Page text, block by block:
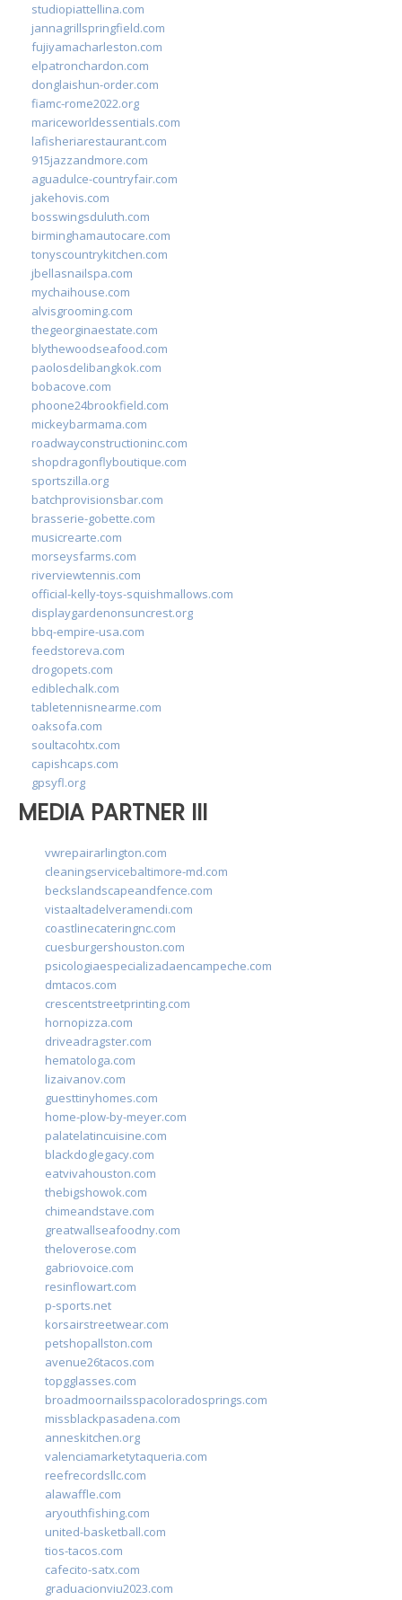
studiopiattellina.com
jannagrillspringfield.com
fujiyamacharleston.com
elpatronchardon.com
donglaishun-order.com
fiamc-rome2022.org
mariceworldessentials.com
lafisheriarestaurant.com
915jazzandmore.com
aguadulce-countryfair.com
jakehovis.com
bosswingsduluth.com
birminghamautocare.com
tonyscountrykitchen.com
jbellasnailspa.com
mychaihouse.com
alvisgrooming.com
thegeorginaestate.com
blythewoodseafood.com
paolosdelibangkok.com
bobacove.com
phoone24brookfield.com
mickeybarmama.com
roadwayconstructioninc.com
shopdragonflyboutique.com
sportszilla.org
batchprovisionsbar.com
brasserie-gobette.com
musicrearte.com
morseysfarms.com
riverviewtennis.com
official-kelly-toys-squishmallows.com
displaygardenonsuncrest.org
bbq-empire-usa.com
feedstoreva.com
drogopets.com
ediblechalk.com
tabletennisnearme.com
oaksofa.com
soultacohtx.com
capishcaps.com
gpsyfl.org
MEDIA PARTNER III
vwrepairarlington.com
cleaningservicebaltimore-md.com
beckslandscapeandfence.com
vistaaltadelveramendi.com
coastlinecateringnc.com
cuesburgershouston.com
psicologiaespecializadaencampeche.com
dmtacos.com
crescentstreetprinting.com
hornopizza.com
driveadragster.com
hematologa.com
lizaivanov.com
guesttinyhomes.com
home-plow-by-meyer.com
palatelatincuisine.com
blackdoglegacy.com
eatvivahouston.com
thebigshowok.com
chimeandstave.com
greatwallseafoodny.com
theloverose.com
gabriovoice.com
resinflowart.com
p-sports.net
korsairstreetwear.com
petshopallston.com
avenue26tacos.com
topgglasses.com
broadmoornailsspacoloradosprings.com
missblackpasadena.com
anneskitchen.org
valenciamarketytaqueria.com
reefrecordsllc.com
alawaffle.com
aryouthfishing.com
united-basketball.com
tios-tacos.com
cafecito-satx.com
graduacionviu2023.com